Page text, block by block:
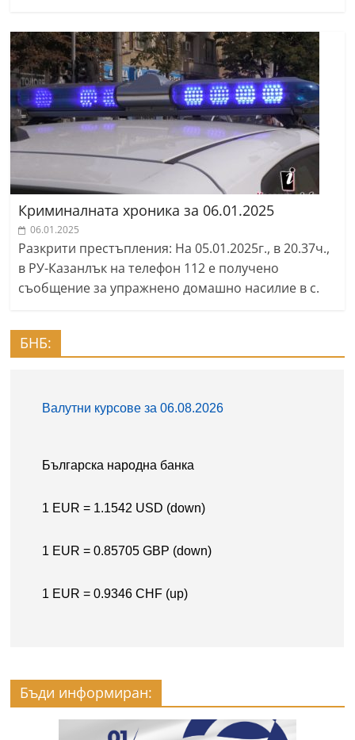
Криминалната хроника за 06.01.2025
06.01.2025
Разкрити престъпления: На 05.01.2025г., в 20.37ч.,
в РУ-Казанлък на телефон 112 е получено
съобщение за упражнено домашно насилие в с.
БНБ:
Бъди информиран: